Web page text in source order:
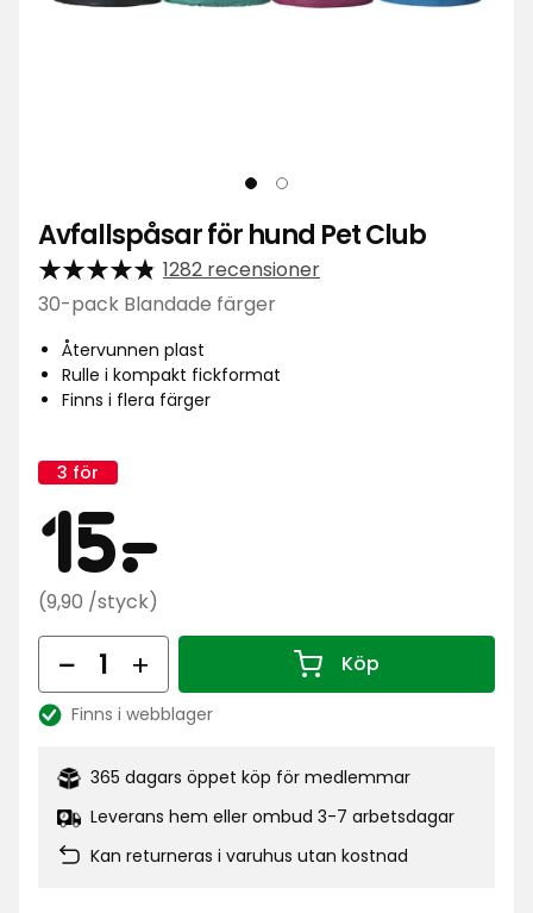
Avfallspåsar för hund Pet Club
1282 recensioner
30-pack Blandade färger
Återvunnen plast
Rulle i kompakt fickformat
Finns i flera färger
Kampanj
3 för
15-
.
kr
Ordinarie
pris
9,90
kr
/styck
(9,90 /styck)
Antal Köp
Antal 1
Lagersaldo:
Finns i webblager
365 dagars öppet köp för medlemmar
Leverans hem eller ombud 3-7 arbetsdagar
Kan returneras i varuhus utan kostnad